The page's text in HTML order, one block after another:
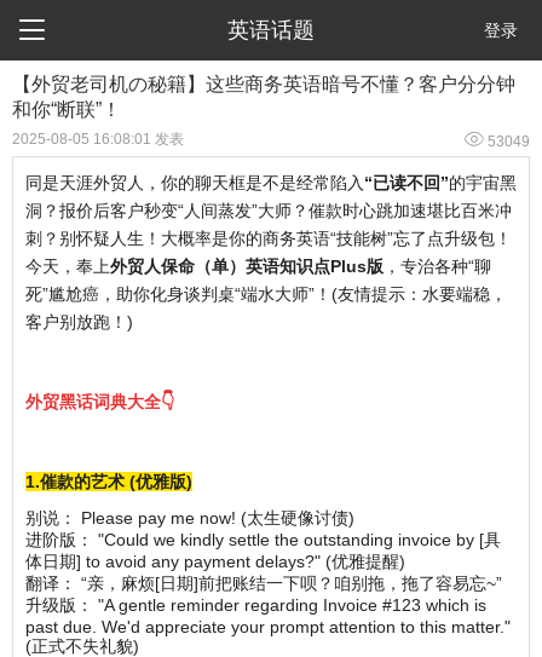
 英语话题 登录
【外贸老司机の秘籍】这些商务英语暗号不懂？客户分分钟
和你“断联”！
2025-08-05 16:08:01 发表  53049
同是天涯外贸人，你的聊天框是不是经常陷入 “已读不回”的宇宙黑
洞？报价后客户秒变“人间蒸发”大师？催款时心跳加速堪比百米冲
刺？别怀疑人生！大概率是你的商务英语“技能树”忘了点升级包！
今天，奉上外贸人保命（单）英语知识点Plus版 ，专治各种“聊
死”尴尬癌，助你化身谈判桌“端水大师”！(友情提示：水要端稳，
客户别放跑！)
外贸黑话词典大全👇
1.催款的艺术 (优雅版)
别说： Please pay me now! (太生硬像讨债)
进阶版： "Could we kindly settle the outstanding invoice by [具
体日期] to avoid any payment delays?" (优雅提醒)
翻译： “亲，麻烦[日期]前把账结一下呗？咱别拖，拖了容易忘~”
升级版： "A gentle reminder regarding Invoice #123 which is
past due. We'd appreciate your prompt attention to this matter."
(正式不失礼貌)